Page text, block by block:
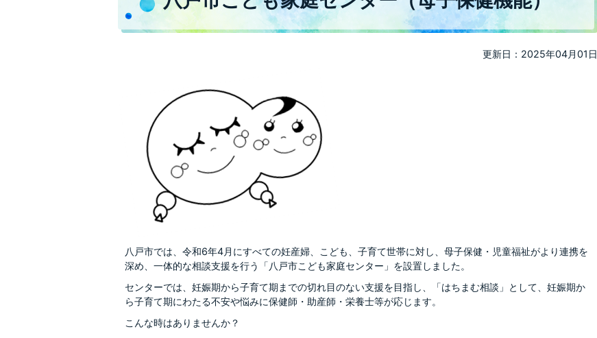
更新日：2025年04月01日
八戸市では、令和6年4月にすべての妊産婦、こども、子育て世帯に対し、母子保健・児童福祉がより連携を
深め、一体的な相談支援を行う「八戸市こども家庭センター」を設置しました。
センターでは、妊娠期から子育て期までの切れ目のない支援を目指し、「はちまむ相談」として、妊娠期か
ら子育て期にわたる不安や悩みに保健師・助産師・栄養士等が応じます。
こんな時はありませんか？